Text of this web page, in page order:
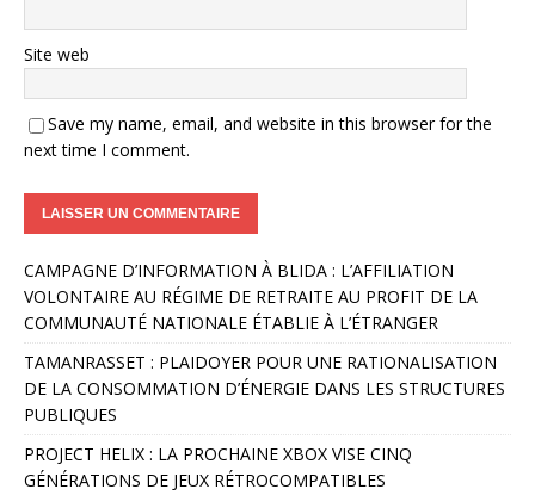
Site web
Save my name, email, and website in this browser for the
next time I comment.
l
t
e
r
n
a
t
i
v
CAMPAGNE D’INFORMATION À BLIDA : L’AFFILIATION
VOLONTAIRE AU RÉGIME DE RETRAITE AU PROFIT DE LA
COMMUNAUTÉ NATIONALE ÉTABLIE À L’ÉTRANGER
TAMANRASSET : PLAIDOYER POUR UNE RATIONALISATION
DE LA CONSOMMATION D’ÉNERGIE DANS LES STRUCTURES
PUBLIQUES
PROJECT HELIX : LA PROCHAINE XBOX VISE CINQ
GÉNÉRATIONS DE JEUX RÉTROCOMPATIBLES